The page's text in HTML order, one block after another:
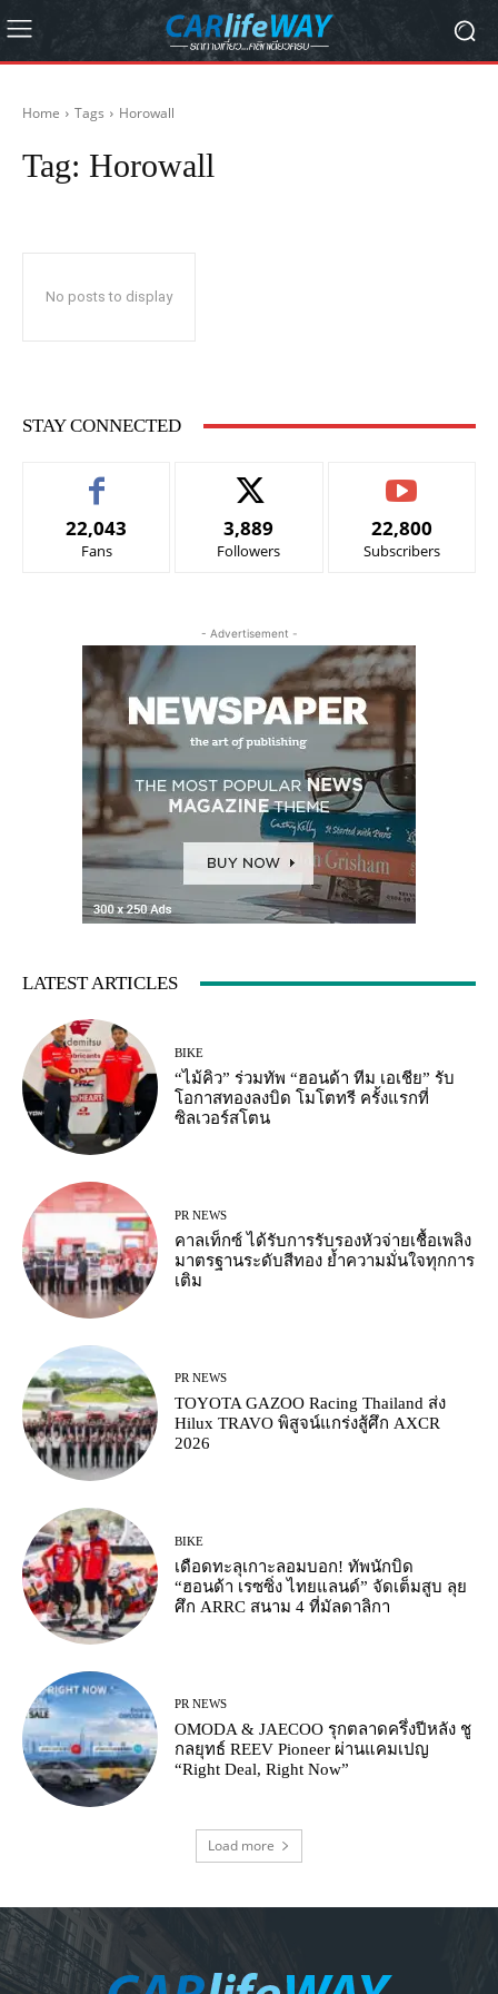
Home Tags Horowall
Tag: Horowall
No posts to display
STAY CONNECTED
22,043
Fans
3,889
Followers
22,800
Subscribers
- Advertisement -
LATEST ARTICLES
BIKE
“ไม้คิว” ร่วมทัพ “ฮอนด้า ทีม เอเชีย” รับ
โอกาสทองลงบิด โมโตทรี ครั้งแรกที่
ซิลเวอร์สโตน
PR NEWS
คาลเท็กซ์ ได้รับการรับรองหัวจ่ายเชื้อเพลิง
มาตรฐานระดับสีทอง ย้ำความมั่นใจทุกการ
เติม
PR NEWS
TOYOTA GAZOO Racing Thailand ส่ง
Hilux TRAVO พิสูจน์แกร่งสู้ศึก AXCR
2026
BIKE
เดือดทะลุเกาะลอมบอก! ทัพนักบิด
“ฮอนด้า เรซซิ่ง ไทยแลนด์” จัดเต็มสูบ ลุย
ศึก ARRC สนาม 4 ที่มัลดาลิกา
PR NEWS
OMODA & JAECOO รุกตลาดครึ่งปีหลัง ชู
กลยุทธ์ REEV Pioneer ผ่านแคมเปญ
“Right Deal, Right Now”
Load more